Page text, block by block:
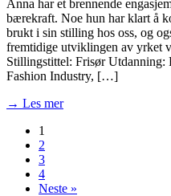
Anna har et brennende
bærekraft. Noe hun har klart å
brukt i sin stilling hos oss, og
fremtidige utviklingen av yrket
Stillingstittel: Frisør Utdanning:
Fashion Industry, […]
→ Les mer
1
2
3
4
Neste »